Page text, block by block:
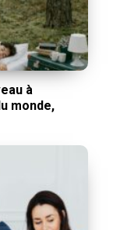
à
monde,